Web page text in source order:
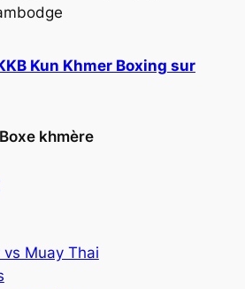
Kun Khmer Boxing sur
khmère
vs Muay Thai